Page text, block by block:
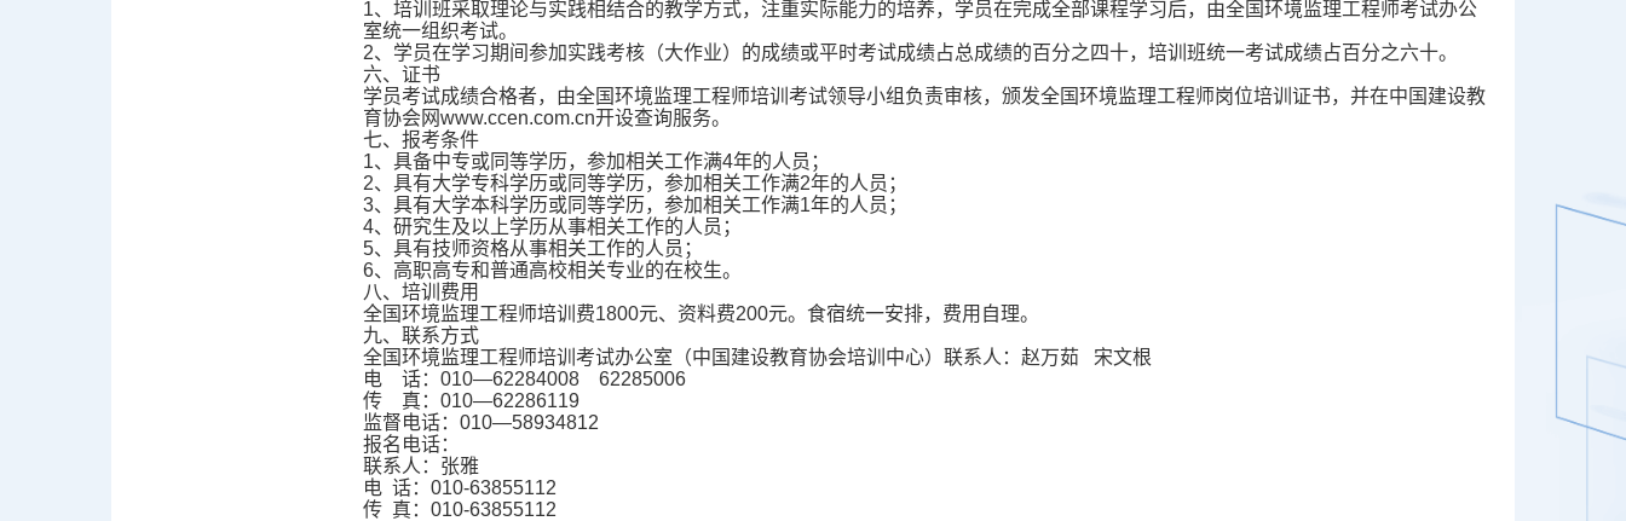
1、培训班采取理论与实践相结合的教学方式，注重实际能力的培养，学员在完成全部课程学习后，由全国环境监理工程师考试办公
室统一组织考试。
2、学员在学习期间参加实践考核（大作业）的成绩或平时考试成绩占总成绩的百分之四十，培训班统一考试成绩占百分之六十。
六、证书
学员考试成绩合格者，由全国环境监理工程师培训考试领导小组负责审核，颁发全国环境监理工程师岗位培训证书，并在中国建设教
育协会网www.ccen.com.cn开设查询服务。
七、报考条件
1、具备中专或同等学历，参加相关工作满4年的人员；
2、具有大学专科学历或同等学历，参加相关工作满2年的人员；
3、具有大学本科学历或同等学历，参加相关工作满1年的人员；
4、研究生及以上学历从事相关工作的人员；
5、具有技师资格从事相关工作的人员；
6、高职高专和普通高校相关专业的在校生。
八、培训费用
全国环境监理工程师培训费1800元、资料费200元。食宿统一安排，费用自理。
九、联系方式
全国环境监理工程师培训考试办公室（中国建设教育协会培训中心）联系人：赵万茹 宋文根
电 话：010—62284008 62285006
传 真：010—62286119
监督电话：010—58934812
报名电话：
联系人：张雅
电 话：010-63855112
传 真：010-63855112